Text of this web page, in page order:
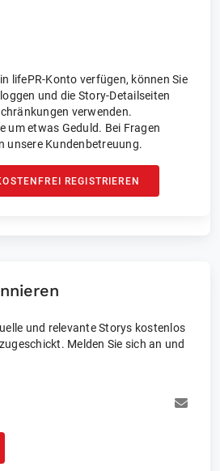
lifePR-Konto verfügen, können Sie
und die Story-Detailseiten
verwenden.
um etwas Geduld. Bei Fragen
unsere Kundenbetreuung.
REGISTRIEREN
und relevante Storys kostenlos
Melden Sie sich an und